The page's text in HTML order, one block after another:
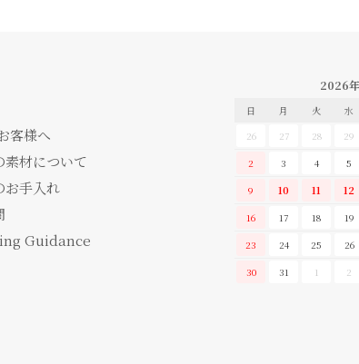
客様へ
素材について
お手入れ
Guidance
2026
日 月 火 水
26
27 28 29
2
3 4 5
9
10 11 12
16
17 18 19
23
24 25 26
30
31 1 2